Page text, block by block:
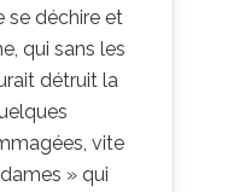
se déchire et
qui sans les
détruit la
vite
» qui